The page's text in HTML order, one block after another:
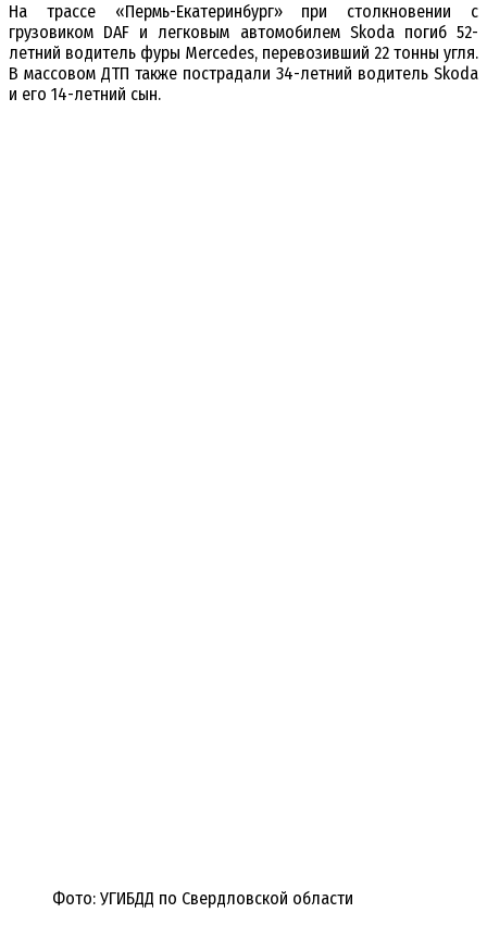
На трассе «Пермь-Екатеринбург» при столкновении с
грузовиком DAF и легковым автомобилем Skoda погиб 52-
летний водитель фуры Mercedes, перевозивший 22 тонны угля.
В массовом ДТП также пострадали 34-летний водитель Skoda
и его 14-летний сын.
Фото: УГИБДД по Свердловской области